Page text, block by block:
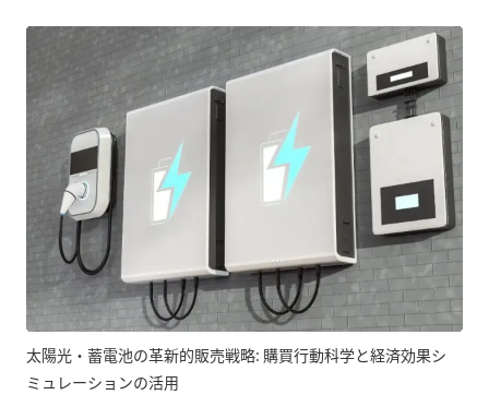
太陽光・蓄電池の革新的販売戦略: 購買行動科学と経済効果シ
ミュレーションの活用